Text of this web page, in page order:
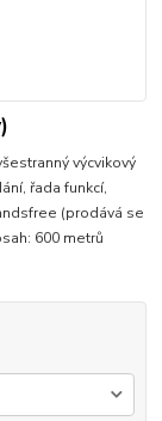
výcvikový
řada funkcí,
(prodává se
600 metrů